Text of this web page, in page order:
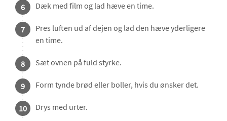
6 Dæk med film og lad hæve en time.
7
Pres luften ud af dejen og lad den hæve yderligere
en time.
8 Sæt ovnen på fuld styrke.
9 Form tynde brød eller boller, hvis du ønsker det.
10 Drys med urter.